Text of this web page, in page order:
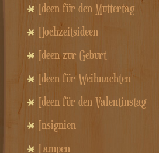
Ideen für den Muttertag
Hochzeitsideen
Ideen zur Geburt
Ideen für Weihnachten
Ideen für den Valentinstag
Insignien
Lampen